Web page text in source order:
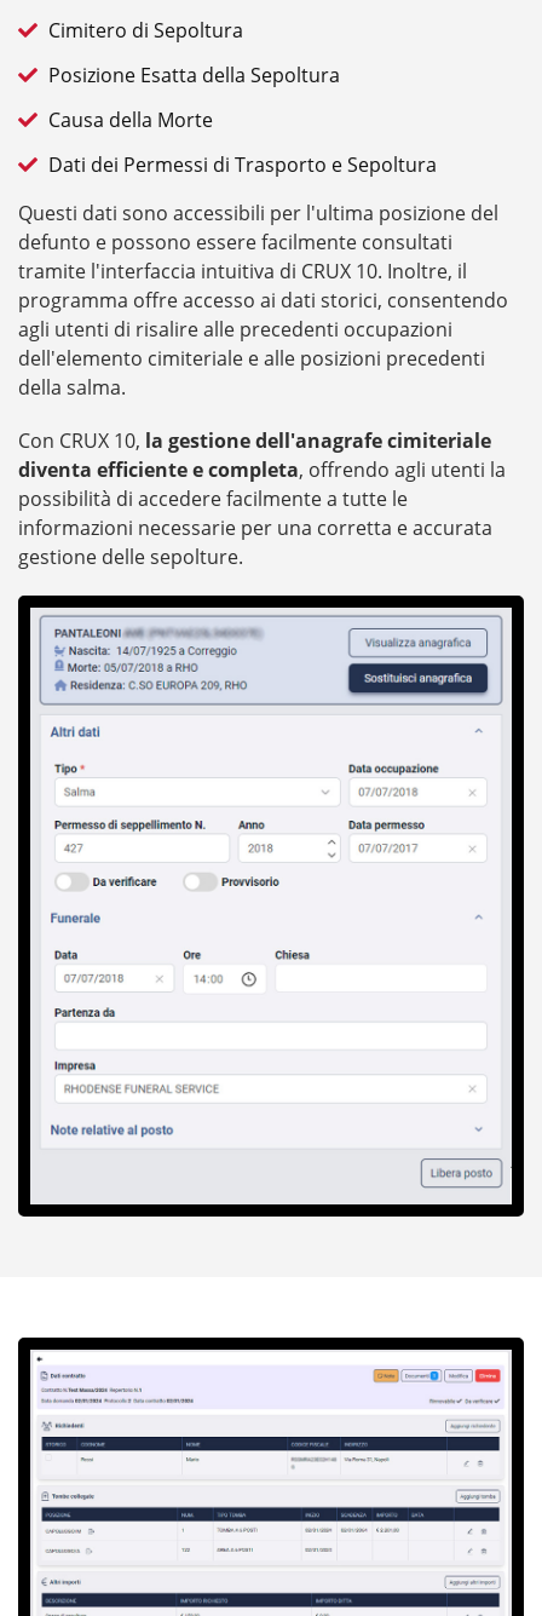
Cimitero di Sepoltura
Posizione Esatta della Sepoltura
Causa della Morte
Dati dei Permessi di Trasporto e Sepoltura
Questi dati sono accessibili per l'ultima posizione del
defunto e possono essere facilmente consultati
tramite l'interfaccia intuitiva di CRUX 10. Inoltre, il
programma offre accesso ai dati storici, consentendo
agli utenti di risalire alle precedenti occupazioni
dell'elemento cimiteriale e alle posizioni precedenti
della salma.
Con CRUX 10, la gestione dell'anagrafe cimiteriale
diventa efficiente e completa, offrendo agli utenti la
possibilità di accedere facilmente a tutte le
informazioni necessarie per una corretta e accurata
gestione delle sepolture.